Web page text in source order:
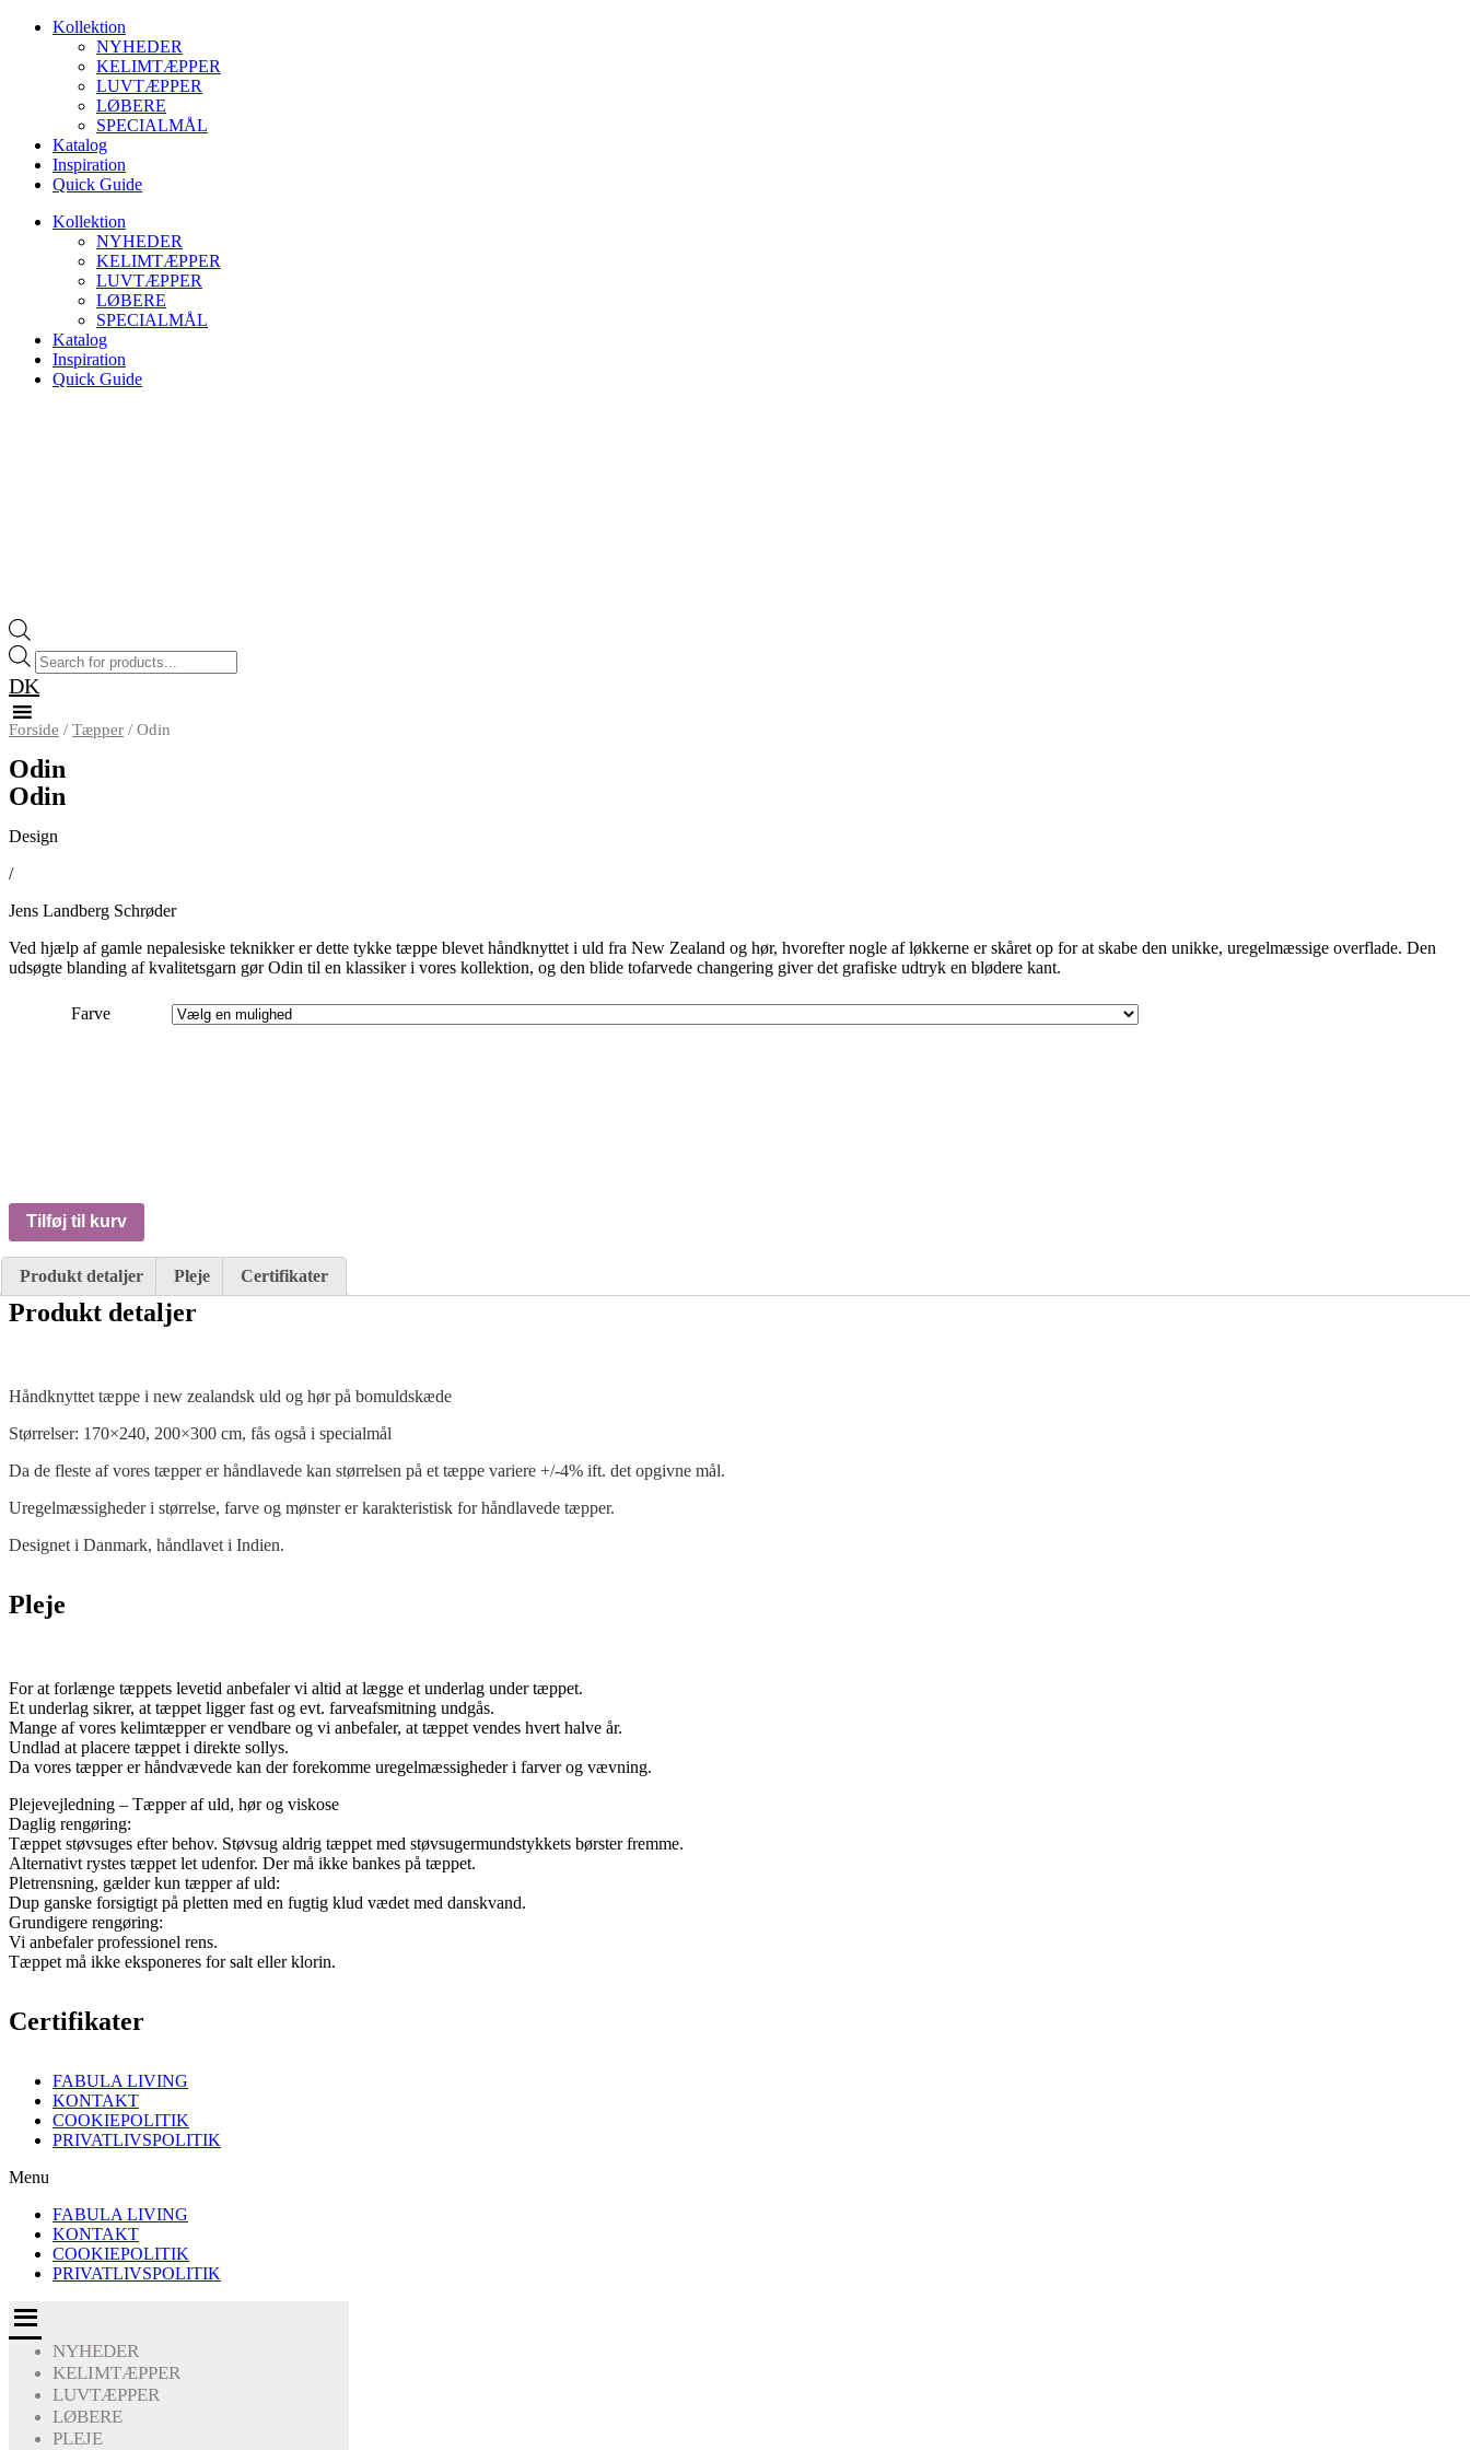
VidereKollektion
NYHEDER
KELIMTÆPPER
LUVTÆPPER
LØBERE
SPECIALMÅL
Katalog
Inspiration
Quick Guide
Kollektion
NYHEDER
KELIMTÆPPER
LUVTÆPPER
LØBERE
SPECIALMÅL
Katalog
Inspiration
Quick Guide
Products
search
DK
Forside / Tæpper / Odin
Odin
Odin
Design
/
Jens Landberg Schrøder
Ved hjælp af gamle nepalesiske teknikker er dette tykke tæppe blevet håndknyttet i uld fra New Zealand og hør, hvorefter nogle af løkkerne er skåret op for at skabe den unikke, uregelmæssige overflade. Den
udsøgte blanding af kvalitetsgarn gør Odin til en klassiker i vores kollektion, og den blide tofarvede changering giver det grafiske udtryk en blødere kant.
Farve
Tilføj til kurv
Produkt detaljer Pleje Certifikater
Produkt detaljer
Håndknyttet tæppe i new zealandsk uld og hør på bomuldskæde
Størrelser: 170×240, 200×300 cm, fås også i specialmål
Da de fleste af vores tæpper er håndlavede kan størrelsen på et tæppe variere +/-4% ift. det opgivne mål.
Uregelmæssigheder i størrelse, farve og mønster er karakteristisk for håndlavede tæpper.
Designet i Danmark, håndlavet i Indien.
Pleje
For at forlænge tæppets levetid anbefaler vi altid at lægge et underlag under tæppet.
Et underlag sikrer, at tæppet ligger fast og evt. farveafsmitning undgås.
Mange af vores kelimtæpper er vendbare og vi anbefaler, at tæppet vendes hvert halve år.
Undlad at placere tæppet i direkte sollys.
Da vores tæpper er håndvævede kan der forekomme uregelmæssigheder i farver og vævning.
Plejevejledning – Tæpper af uld, hør og viskose
Daglig rengøring:
Tæppet støvsuges efter behov. Støvsug aldrig tæppet med støvsugermundstykkets børster fremme.
Alternativt rystes tæppet let udenfor. Der må ikke bankes på tæppet.
Pletrensning, gælder kun tæpper af uld:
Dup ganske forsigtigt på pletten med en fugtig klud vædet med danskvand.
Grundigere rengøring:
Vi anbefaler professionel rens.
Tæppet må ikke eksponeres for salt eller klorin.
Certifikater
FABULA LIVING
KONTAKT
COOKIEPOLITIK
PRIVATLIVSPOLITIK
Menu
FABULA LIVING
KONTAKT
COOKIEPOLITIK
PRIVATLIVSPOLITIK
NYHEDER
KELIMTÆPPER
LUVTÆPPER
LØBERE
PLEJE